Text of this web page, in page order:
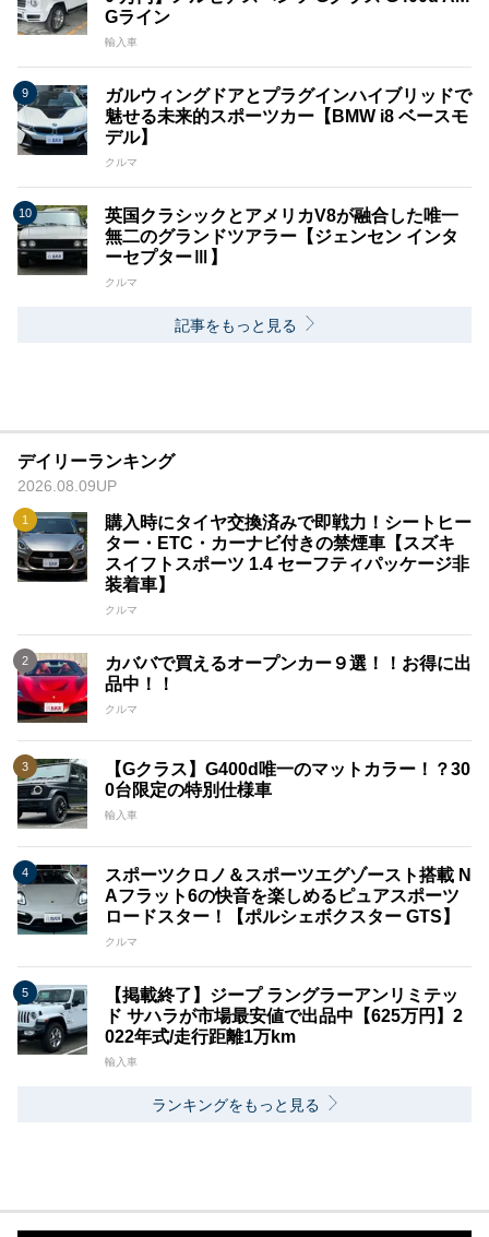
Gライン
輸入車
ガルウィングドアとプラグインハイブリッドで
魅せる未来的スポーツカー【BMW i8 ベースモ
デル】
クルマ
英国クラシックとアメリカV8が融合した唯一
無二のグランドツアラー【ジェンセン インタ
ーセプターⅢ】
クルマ
記事をもっと見る
デイリーランキング
2026.08.09UP
購入時にタイヤ交換済みで即戦力！シートヒー
ター・ETC・カーナビ付きの禁煙車【スズキ
スイフトスポーツ 1.4 セーフティパッケージ非
装着車】
クルマ
カババで買えるオープンカー９選！！お得に出
品中！！
クルマ
【Gクラス】G400d唯一のマットカラー！？30
0台限定の特別仕様車
輸入車
スポーツクロノ＆スポーツエグゾースト搭載 N
Aフラット6の快音を楽しめるピュアスポーツ
ロードスター！【ポルシェボクスター GTS】
クルマ
【掲載終了】ジープ ラングラーアンリミテッ
ド サハラが市場最安値で出品中【625万円】2
022年式/走行距離1万km
輸入車
ランキングをもっと見る